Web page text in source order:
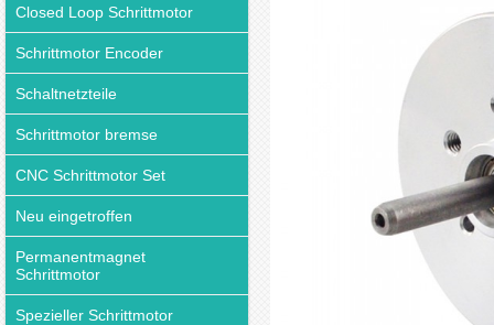
Closed Loop Schrittmotor
Schrittmotor Encoder
Schaltnetzteile
Schrittmotor bremse
CNC Schrittmotor Set
Neu eingetroffen
Permanentmagnet
Schrittmotor
Spezieller Schrittmotor